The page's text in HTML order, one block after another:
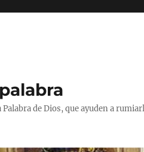
de Dios, que ayuden a